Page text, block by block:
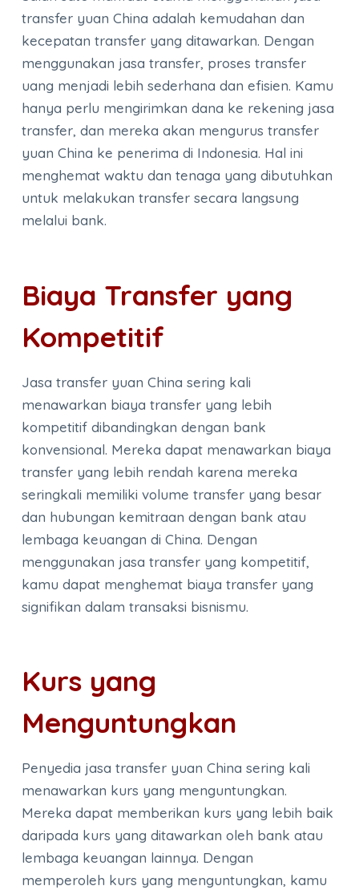
transfer yuan China adalah kemudahan dan
kecepatan transfer yang ditawarkan. Dengan
menggunakan jasa transfer, proses transfer
uang menjadi lebih sederhana dan efisien. Kamu
hanya perlu mengirimkan dana ke rekening jasa
transfer, dan mereka akan mengurus transfer
yuan China ke penerima di Indonesia. Hal ini
menghemat waktu dan tenaga yang dibutuhkan
untuk melakukan transfer secara langsung
melalui bank.
Biaya Transfer yang
Kompetitif
Jasa transfer yuan China sering kali
menawarkan biaya transfer yang lebih
kompetitif dibandingkan dengan bank
konvensional. Mereka dapat menawarkan biaya
transfer yang lebih rendah karena mereka
seringkali memiliki volume transfer yang besar
dan hubungan kemitraan dengan bank atau
lembaga keuangan di China. Dengan
menggunakan jasa transfer yang kompetitif,
kamu dapat menghemat biaya transfer yang
signifikan dalam transaksi bisnismu.
Kurs yang
Menguntungkan
Penyedia jasa transfer yuan China sering kali
menawarkan kurs yang menguntungkan.
Mereka dapat memberikan kurs yang lebih baik
daripada kurs yang ditawarkan oleh bank atau
lembaga keuangan lainnya. Dengan
memperoleh kurs yang menguntungkan, kamu